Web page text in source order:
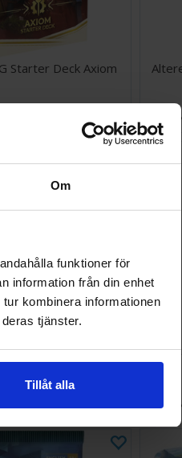
Om
funktioner för
information från din enhet
kombinera informationen
tjänster.
Tillåt alla
Starter Deck Axiom
I lager:2 249
Starter Deck Ordis
I lager:2 249